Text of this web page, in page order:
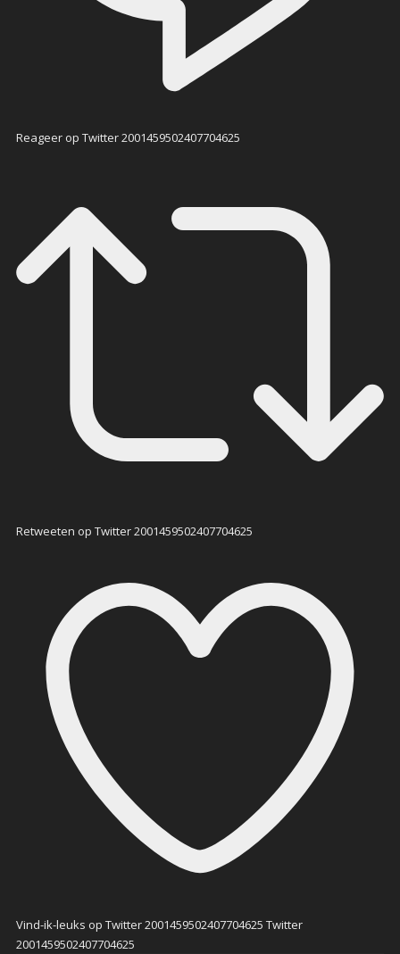
Reageer op Twitter 2001459502407704625
Retweeten op Twitter 2001459502407704625
Vind-ik-leuks op Twitter 2001459502407704625 Twitter
2001459502407704625